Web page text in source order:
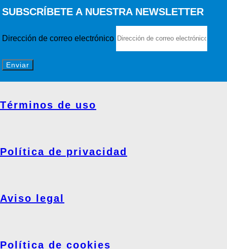
SUBSCRÍBETE A NUESTRA NEWSLETTER
Dirección de correo electrónico
Enviar
Términos de uso
Política de privacidad
Aviso legal
Política de cookies